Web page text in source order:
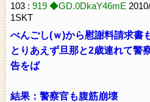
103 : 919 ◆GD.0DkaY46mE
1SKT
べんごし(ｗ)から慰謝料請求書
とりあえず旦那と2歳連れて警
告をば
結果：警察官も腹筋崩壊